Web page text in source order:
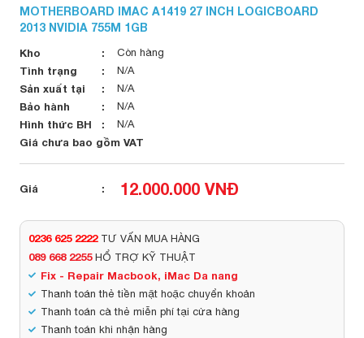
MOTHERBOARD IMAC A1419 27 INCH LOGICBOARD
2013 NVIDIA 755M 1GB
Kho Còn hàng
Tình trạng N/A
Sản xuất tại N/A
Bảo hành N/A
Hình thức BH N/A
Giá chưa bao gồm VAT
Giá 12.000.000 VNĐ
0236 625 2222 TƯ VẤN MUA HÀNG
089 668 2255HỔ TRỢ KỸ THUẬT
Fix - Repair Macbook, iMac Da nang
Thanh toán thẻ tiền mặt hoặc chuyển khoản
Thanh toán cà thẻ miễn phí tại cửa hàng
Thanh toán khi nhận hàng